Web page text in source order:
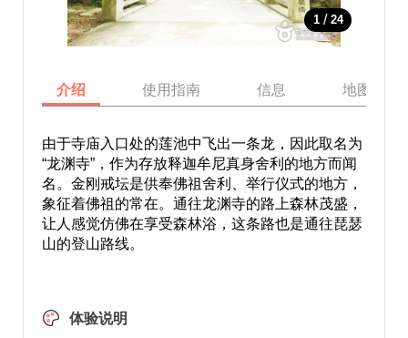
1 / 24
介绍 使用指南 信息 地图
由于寺庙入口处的莲池中飞出一条龙，因此取名为
“龙渊寺”，作为存放释迦牟尼真身舍利的地方而闻
名。金刚戒坛是供奉佛祖舍利、举行仪式的地方，
象征着佛祖的常在。通往龙渊寺的路上森林茂盛，
让人感觉仿佛在享受森林浴，这条路也是通往琵瑟
山的登山路线。
体验说明